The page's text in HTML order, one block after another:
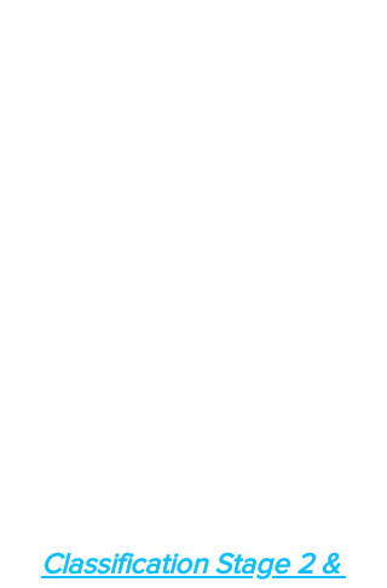
Classification Stage 2 &